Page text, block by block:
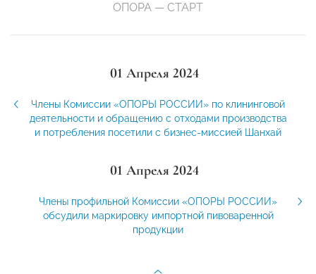
ОПОРА — СТАРТ
01 Апреля 2024
Члены Комиссии «ОПОРЫ РОССИИ» по клининговой
деятельности и обращению с отходами производства
и потребления посетили с бизнес-миссией Шанхай
01 Апреля 2024
Члены профильной Комиссии «ОПОРЫ РОССИИ»
обсудили маркировку импортной пивоваренной
продукции